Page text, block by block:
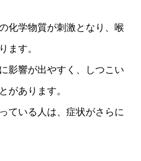
化学物質が刺激となり、喉
ます。
影響が出やすく、しつこい
があります。
ている人は、症状がさらに